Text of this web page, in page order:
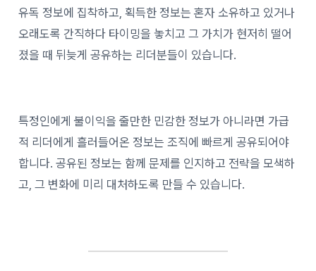
유독 정보에 집착하고, 획득한 정보는 혼자 소유하고 있거나
오래도록 간직하다 타이밍을 놓치고 그 가치가 현저히 떨어
졌을 때 뒤늦게 공유하는 리더분들이 있습니다.
특정인에게 불이익을 줄만한 민감한 정보가 아니라면 가급
적 리더에게 흘러들어온 정보는 조직에 빠르게 공유되어야
합니다. 공유된 정보는 함께 문제를 인지하고 전략을 모색하
고, 그 변화에 미리 대처하도록 만들 수 있습니다.